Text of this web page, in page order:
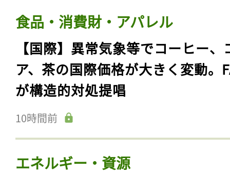
食品・消費財・アパレル
【国際】異常気象等でコーヒー、
ア、茶の国際価格が大きく変動。
が構造的対処提唱
10時間前
エネルギー・資源